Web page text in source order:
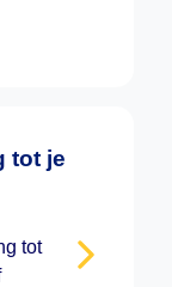
tot je
tot